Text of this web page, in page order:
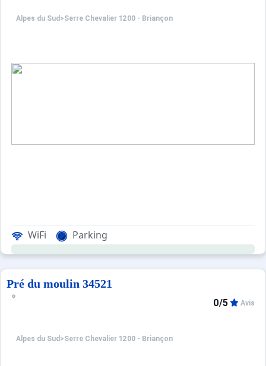
Alpes du Sud >Serre Chevalier 1200 - Briançon
WiFi Parking
Pré du moulin 34521
Alpes du Sud >Serre Chevalier 1200 - Briançon
0/5 Avis